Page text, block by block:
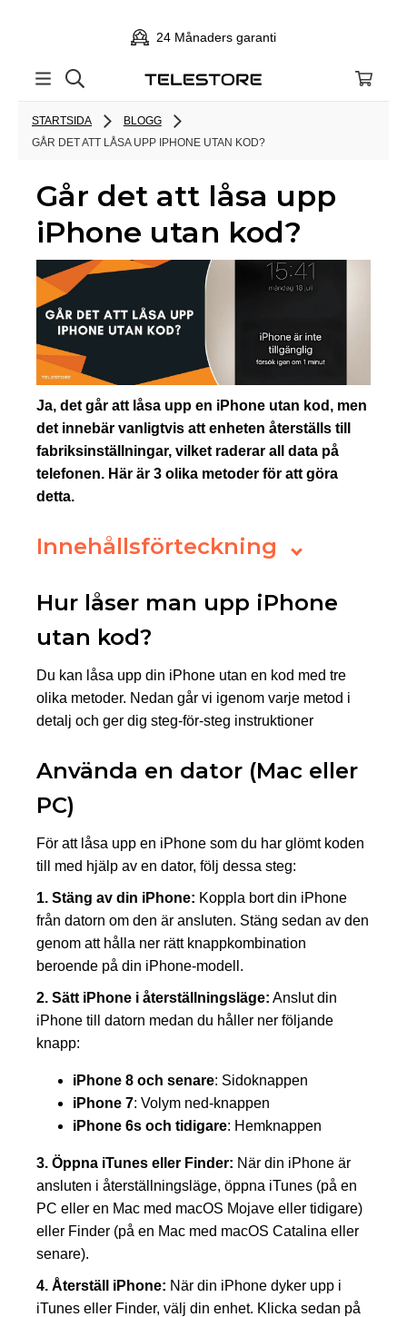
24 Månaders garanti
STARTSIDA
BLOGG
GÅR DET ATT LÅSA UPP IPHONE UTAN KOD?
Går det att låsa upp
iPhone utan kod?
Ja, det går att låsa upp en iPhone utan kod, men
det innebär vanligtvis att enheten återställs till
fabriksinställningar, vilket raderar all data på
telefonen. Här är 3 olika metoder för att göra
detta.
Innehållsförteckning
Hur låser man upp iPhone
utan kod?
Du kan låsa upp din iPhone utan en kod med tre
olika metoder. Nedan går vi igenom varje metod i
detalj och ger dig steg-för-steg instruktioner
Använda en dator (Mac eller
PC)
För att låsa upp en iPhone som du har glömt koden
till med hjälp av en dator, följ dessa steg:
1. Stäng av din iPhone: Koppla bort din iPhone
från datorn om den är ansluten. Stäng sedan av den
genom att hålla ner rätt knappkombination
beroende på din iPhone-modell.
2. Sätt iPhone i återställningsläge: Anslut din
iPhone till datorn medan du håller ner följande
knapp:
iPhone 8 och senare: Sidoknappen
iPhone 7: Volym ned-knappen
iPhone 6s och tidigare: Hemknappen
3. Öppna iTunes eller Finder: När din iPhone är
ansluten i återställningsläge, öppna iTunes (på en
PC eller en Mac med macOS Mojave eller tidigare)
eller Finder (på en Mac med macOS Catalina eller
senare).
4. Återställ iPhone: När din iPhone dyker upp i
iTunes eller Finder, välj din enhet. Klicka sedan på